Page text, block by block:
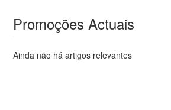
Promoções Actuais
Ainda não há artigos relevantes